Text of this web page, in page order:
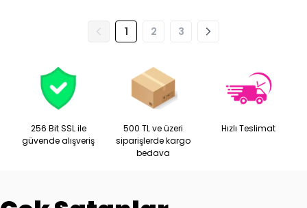
1 2 3
256 Bit SSL ile
güvende alışveriş
500 TL ve üzeri
siparişlerde kargo
bedava
Hızlı Teslimat